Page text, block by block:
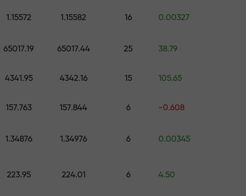
জ্যাকপট
— আমরা আপনার মুনাফার
সবচেয়ে বেশি গুণকের
1.15572 1.15582 16 0.00327
65017.19 65017.44 25 38.79
4341.95 4342.16 15 105.65
157.763 157.844 6 -0.608
1.34876 1.34976 6 0.00345
223.95 224.01 6 4.50
শূন্য থেকে ট্রেডিং শিখুন — সব লেভেলের জন্য
ফরেক্স, ক্রিপ্টো ও ফিউচার্সের জন্য দৈনিক